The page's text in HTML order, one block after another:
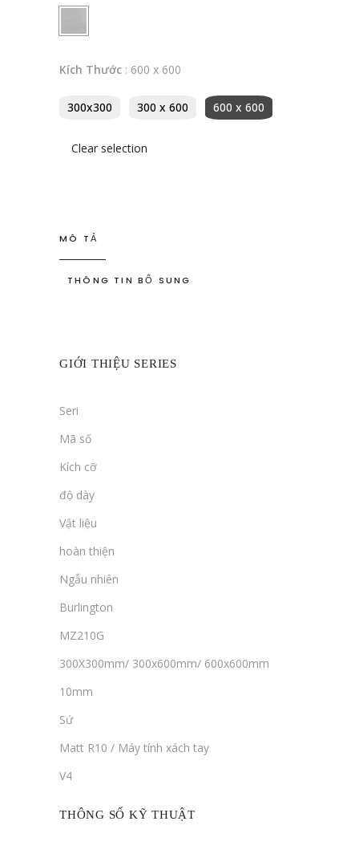
Kích Thước : 600 x 600
300x300 300 x 600 600 x 600
Clear selection
MÔ TẢ
THÔNG TIN BỔ SUNG
GIỚI THIỆU SERIES
Seri
Mã số
Kích cỡ
độ dày
Vật liệu
hoàn thiện
Ngẫu nhiên
Burlington
MZ210G
300X300mm/ 300x600mm/ 600x600mm
10mm
Sứ
Matt R10 / Máy tính xách tay
V4
THÔNG SỐ KỸ THUẬT